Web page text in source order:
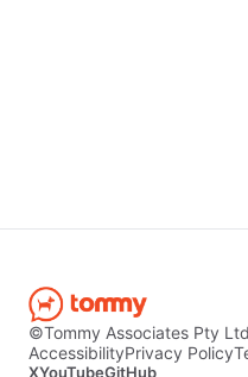
©Tommy Associates Pty Ltd
AccessibilityPrivacy Policy
XYouTubeGitHub